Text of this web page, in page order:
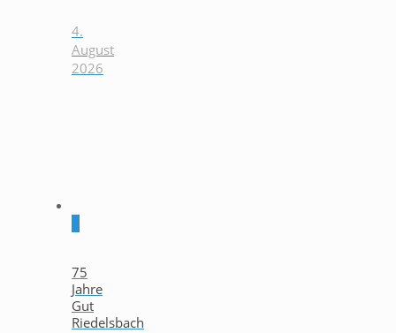
4.
August
2026
75
Jahre
Gut
Riedelsbach